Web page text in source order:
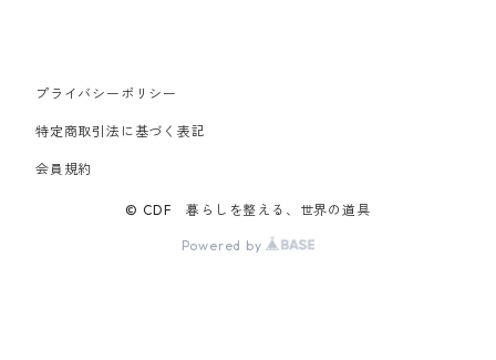
プライバシーポリシー
特定商取引法に基づく表記
会員規約
© CDF 暮らしを整える、世界の道具
Powered by